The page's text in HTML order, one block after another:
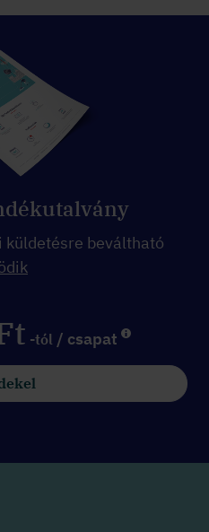
küldetésre beváltható
-tól / csapat